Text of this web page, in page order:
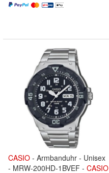
CASIO - Armbanduhr - Unisex
- MRW-200HD-1BVEF - CASIO